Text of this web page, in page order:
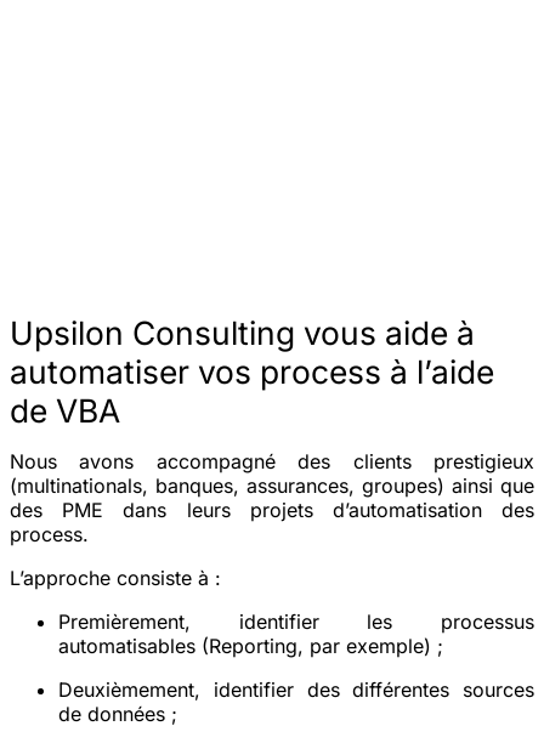
Upsilon Consulting vous aide à
automatiser vos process à l’aide
de VBA
Nous avons accompagné des clients prestigieux
(multinationals, banques, assurances, groupes) ainsi que
des PME dans leurs projets d’automatisation des
process.
L’approche consiste à :
Premièrement, identifier les processus
automatisables (Reporting, par exemple) ;
Deuxièmement, identifier des différentes sources
de données ;